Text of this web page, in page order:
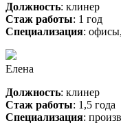
Должность: клинер
Стаж работы: 1 год
Специализация:
Елена
Должность: клинер
Стаж работы: 1,5 года
Специализация: